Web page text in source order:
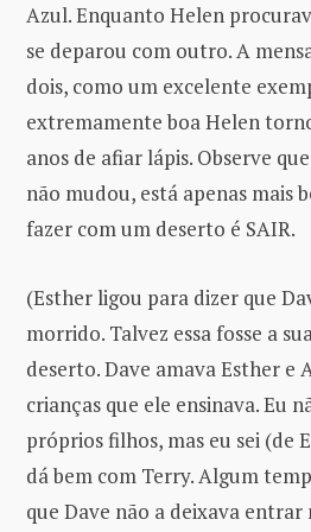
Azul. Enquanto Helen
se deparou com outro. A
dois, como um excelente
extremamente boa Helen
anos de afiar lápis. Observe
não mudou, está apenas mais
fazer com um deserto é SAIR.
(Esther ligou para dizer que
morrido. Talvez essa fosse a
deserto. Dave amava Esther e
crianças que ele ensinava. Eu
próprios filhos, mas eu sei (de
dá bem com Terry. Algum
que Dave não a deixava